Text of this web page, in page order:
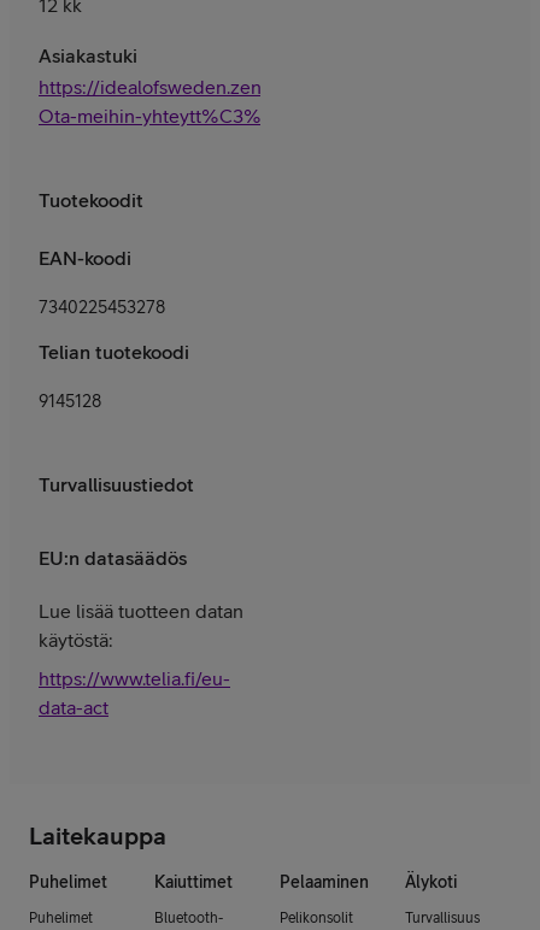
Asiakastuki
https://idealofsweden.zendesk.com/hc/fi/articles/
Ota-meihin-yhteytt%C3%A4
Tuotekoodit
EAN-koodi
7340225453278
Telian tuotekoodi
9145128
Turvallisuustiedot
EU:n datasäädös
Lue lisää tuotteen datan
käytöstä:
https://www.telia.fi/eu-
data-act
Laitekauppa
Puhelimet
Puhelimet
Kaiuttimet
Bluetooth-
Pelaaminen
Pelikonsolit
Älykoti
Turvallisuus